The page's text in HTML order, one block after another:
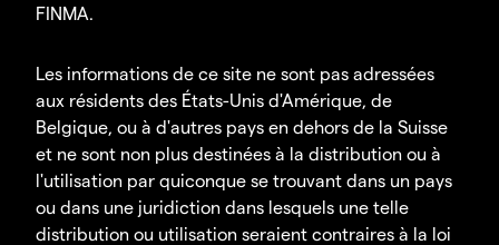
FINMA.
Les informations de ce site ne sont pas adressées
aux résidents des États-Unis d'Amérique, de
Belgique, ou à d'autres pays en dehors de la Suisse
et ne sont non plus destinées à la distribution ou à
l'utilisation par quiconque se trouvant dans un pays
ou dans une juridiction dans lesquels une telle
distribution ou utilisation seraient contraires à la loi